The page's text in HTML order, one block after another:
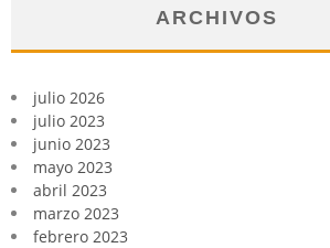
ARCHIVOS
julio 2026
julio 2023
junio 2023
mayo 2023
abril 2023
marzo 2023
febrero 2023